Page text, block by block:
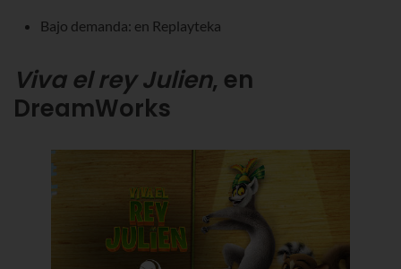
Bajo demanda: en Replayteka
Viva el rey Julien, en
DreamWorks